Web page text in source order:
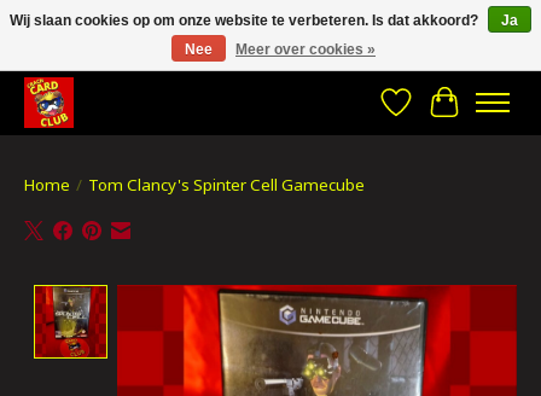
CRACH CARD CLUB , The best place to Geek out!
Verlanglijst
Home / Tom Clancy's Spinter Cell Gamecube
Product image slideshow Items
Wij slaan cookies op om onze website te verbeteren. Is dat akkoord?
Ja
Nee
Meer over cookies »